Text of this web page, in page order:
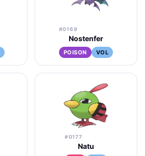
#0169
Nostenfer
POISON VOL
#0177
Natu